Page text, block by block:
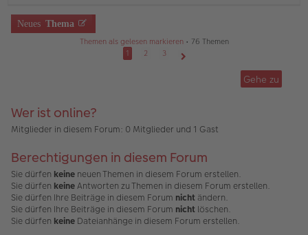
er
B
g
el
es
g
Neues Thema
Themen als gelesen markieren• 76 Themen
1
2
3
Gehe zu
Wer ist online?
Mitglieder in diesem Forum: 0 Mitglieder und 1 Gast
Berechtigungen in diesem Forum
Sie dürfen keine neuen Themen in diesem Forum erstellen.
Sie dürfen keineAntworten zu Themen in diesem Forum erstellen.
Sie dürfen Ihre Beiträge in diesem Forum nicht ändern.
Sie dürfen Ihre Beiträge in diesem Forum nicht löschen.
Sie dürfen keine Dateianhänge in diesem Forum erstellen.